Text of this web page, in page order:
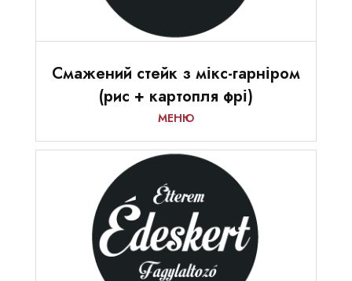
Смажений стейк з мікс-гарніром
(рис + картопля фрі)
МЕНЮ